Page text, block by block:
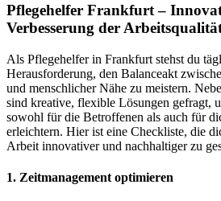
Pflegehelfer Frankfurt –
Verbesserung der
Als Pflegehelfer in Frankfurt stehst du
Herausforderung, den Balanceakt
und menschlicher Nähe zu meistern.
sind kreative, flexible Lösungen gefragt,
sowohl für die Betroffenen als auch für
erleichtern. Hier ist eine Checkliste, die
Arbeit innovativer und nachhaltiger zu
1. Zeitmanagement optimieren